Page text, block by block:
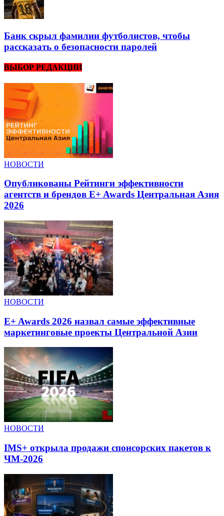
Банк скрыл фамилии футболистов, чтобы
рассказать о безопасности паролей
ВЫБОР РЕДАКЦИИ
НОВОСТИ
Опубликованы Рейтинги эффективности
агентств и брендов E+ Awards Центральная Азия
2026
НОВОСТИ
E+ Awards 2026 назвал самые эффективные
маркетинговые проекты Центральной Азии
НОВОСТИ
IMS+ открыла продажи спонсорских пакетов к
ЧМ-2026